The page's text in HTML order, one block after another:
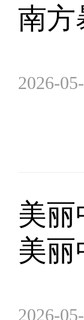
南方
2026-
美丽
美丽
2026-